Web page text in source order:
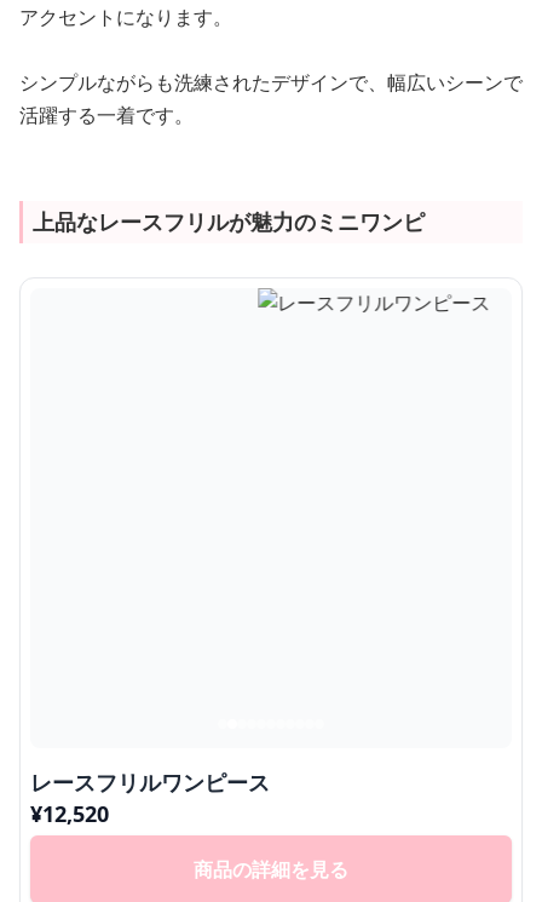
アクセントになります。
シンプルながらも洗練されたデザインで、幅広いシーンで
活躍する一着です。
上品なレースフリルが魅力のミニワンピ
レースフリルワンピース
¥12,520
商品の詳細を見る